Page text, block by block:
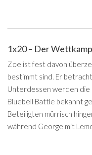
1x20 – Der
Zoe ist fest davon
bestimmt sind. Er
Unterdessen werden
Bluebell Battle bekannt
Beteiligten mürrisch
während George mit